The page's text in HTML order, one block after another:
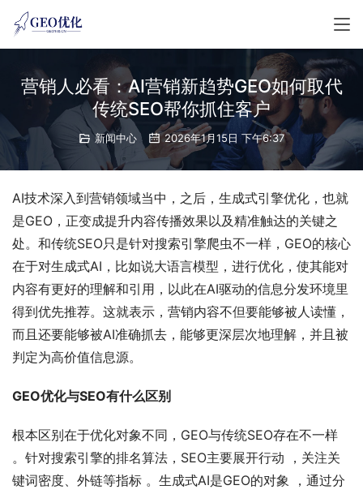
营销人必看：AI营销新趋势GEO如何取代
传统SEO帮你抓住客户
新闻中心 2026年1月15日 下午6:37
AI技术深入到营销领域当中，之后，生成式引擎优化，也就
是GEO，正变成提升内容传播效果以及精准触达的关键之
处。和传统SEO只是针对搜索引擎爬虫不一样，GEO的核心
在于对生成式AI，比如说大语言模型，进行优化，使其能对
内容有更好的理解和引用，以此在AI驱动的信息分发环境里
得到优先推荐。这就表示，营销内容不但要能够被人读懂，
而且还要能够被AI准确抓去，能够更深层次地理解，并且被
判定为高价值信息源。
GEO优化与SEO有什么区别
根本区别在于优化对象不同，GEO与传统SEO存在不一样
。针对搜索引擎的排名算法，SEO主要展开行动 ，关注关
键词密度、外链等指标 。生成式AI是GEO的对象 ，通过分